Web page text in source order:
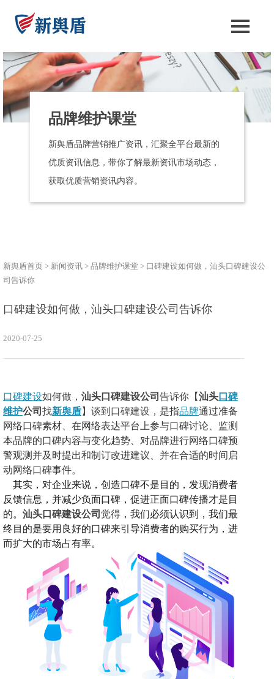
品牌维护课堂
新舆盾品牌营销推广资讯，汇聚全平台最新的
优质资讯信息，带你了解最新资讯市场动态，
获取优质营销资讯内容。
新舆盾首页 > 新闻资讯 > 品牌维护课堂 > 口碑建设如何做，汕头口碑建设公
司告诉你
口碑建设如何做，汕头口碑建设公司告诉你
2020-07-25
口碑建设如何做， 汕头口碑建设公司 告诉你【汕头口碑
维护公司 找新舆盾】谈到口碑建设， 是指品牌通过准备
网络口碑素材、在网络表达平台上参与口碑讨论、监测
本品牌的口碑内容与变化趋势、对品牌进行网络口碑预
警观测并及时提出和制订改进建议、并在合适的时间启
动网络口碑事件。
其实， 对企业来说，创造口碑不是目的，发现消费者
反馈信息，并减少负面口碑，促进正面口碑传播才是目
的。 汕头口碑建设公司 觉得 ，我们必须认识到，我们最
终目的是要用良好的口碑来引导消费者的购买行为，进
而扩大的市场占有率。